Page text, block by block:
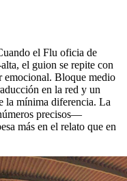
el Flu oficia de
el guion se repite con
emocional. Bloque medio
en la red y un
la mínima diferencia. La
precisos—
más en el relato que en